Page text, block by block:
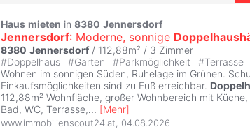
Haus mieten in 8380 Jennersdorf
Jennersdorf: Moderne, sonnige
8380 Jennersdorf / 112,88m² / 3 Zimmer
#Doppelhaus #Garten #Parkmöglichkeit #Terrasse
Wohnen im sonnigen Süden, Ruhelage im Grünen.
Einkaufsmöglichkeiten sind zu Fuß erreichbar.
112,88m² Wohnfläche, großer Wohnbereich mit
Bad, WC, Terrasse,... [Mehr]
www.immobilienscout24.at 04.08.2026